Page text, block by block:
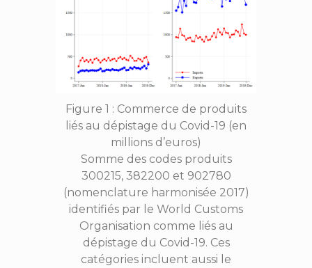
Figure 1 : Commerce de produits
liés au dépistage du Covid-19 (en
millions d’euros)
Somme des codes produits
300215, 382200 et 902780
(nomenclature harmonisée 2017)
identifiés par le World Customs
Organisation comme liés au
dépistage du Covid-19. Ces
catégories incluent aussi le